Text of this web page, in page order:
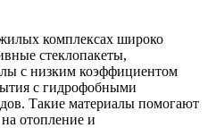
комплексах широко
стеклопакеты,
с низким коэффициентом
с гидрофобными
Такие материалы помогают
отопление и